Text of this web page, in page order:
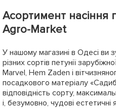
Асортимент насіння
Agro-Market
У нашому магазині в Одесі ви
різних сортів петунії
Marvel, Hem Zaden і
посадкового матеріалу
відповідність сорту,
і, безумовно, чудові естетичні